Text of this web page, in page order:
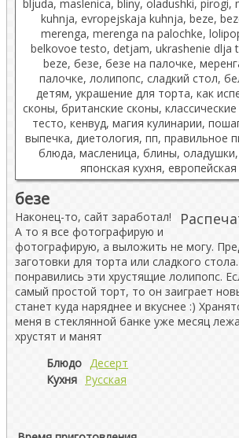
безе
Наконец-то, сайт заработал!
А то я все фотографирую и
фотографирую, а выложить не могу.
заготовки для торта или сладкого
понравились эти хрустящие лолипопс.
самый простой торт, то он заиграет
станет куда наряднее и вкуснее :)
меня в стеклянной банке уже месяц
хрустят и манят
Блюдо Десерт
Кухня Русская